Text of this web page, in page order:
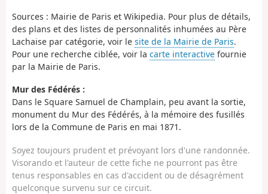
Sources : Mairie de Paris et Wikipedia. Pour plus de détails,
des plans et des listes de personnalités inhumées au Père
Lachaise par catégorie, voir le site de la Mairie de Paris.
Pour une recherche ciblée, voir la carte interactive fournie
par la Mairie de Paris.
Mur des Fédérés :
Dans le Square Samuel de Champlain, peu avant la sortie,
monument du Mur des Fédérés, à la mémoire des fusillés
lors de la Commune de Paris en mai 1871.
Soyez toujours prudent et prévoyant lors d'une randonnée.
Visorando et l'auteur de cette fiche ne pourront pas être
tenus responsables en cas d'accident ou de désagrément
quelconque survenu sur ce circuit.